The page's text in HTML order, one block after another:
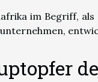
im Begriff,